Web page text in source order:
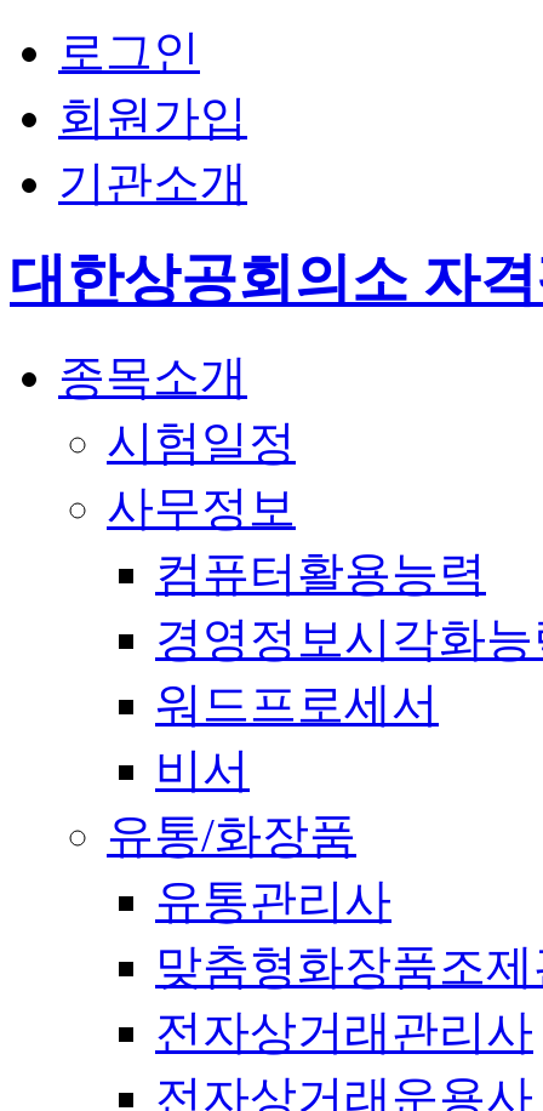
로그인
회원가입
기관소개
대한상공회의소 자
종목소개
시험일정
사무정보
컴퓨터활용능력
경영정보시각화
워드프로세서
비서
유통/화장품
유통관리사
맞춤형화장품조
전자상거래관리사
전자상거래운용사